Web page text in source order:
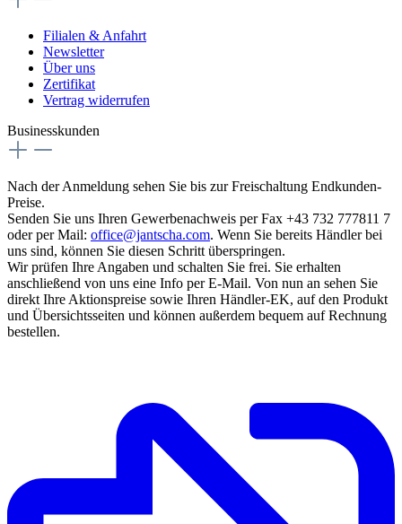
Filialen & Anfahrt
Newsletter
Über uns
Zertifikat
Vertrag widerrufen
Businesskunden
Nach der Anmeldung sehen Sie bis zur Freischaltung Endkunden-
Preise.
Senden Sie uns Ihren Gewerbenachweis per Fax +43 732 777811 7
oder per Mail: office@jantscha.com. Wenn Sie bereits Händler bei
uns sind, können Sie diesen Schritt überspringen.
Wir prüfen Ihre Angaben und schalten Sie frei. Sie erhalten
anschließend von uns eine Info per E-Mail. Von nun an sehen Sie
direkt Ihre Aktionspreise sowie Ihren Händler-EK, auf den Produkt
und Übersichtsseiten und können außerdem bequem auf Rechnung
bestellen.